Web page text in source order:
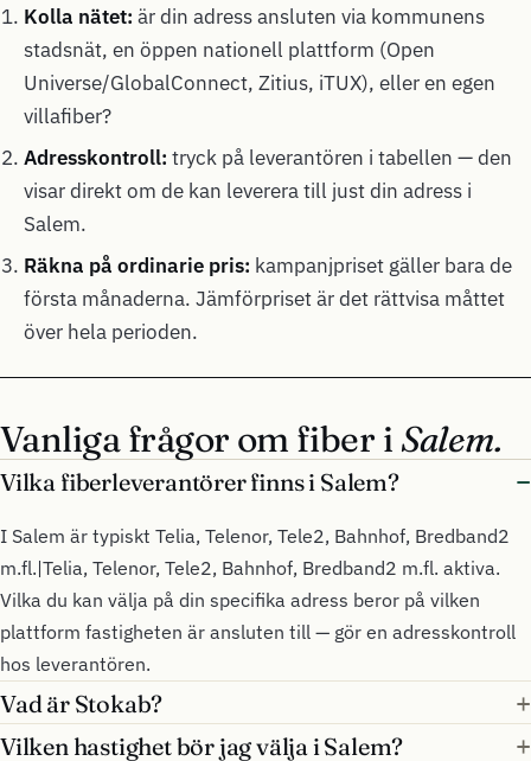
Kolla nätet: är din adress ansluten via kommunens
stadsnät, en öppen nationell plattform (Open
Universe/GlobalConnect, Zitius, iTUX), eller en egen
villafiber?
Adresskontroll: tryck på leverantören i tabellen — den
visar direkt om de kan leverera till just din adress i
Salem.
Räkna på ordinarie pris: kampanjpriset gäller bara de
första månaderna. Jämförpriset är det rättvisa måttet
över hela perioden.
Vanliga frågor om fiber i Salem.
Vilka fiberleverantörer finns i Salem?
I Salem är typiskt Telia, Telenor, Tele2, Bahnhof, Bredband2
m.fl.|Telia, Telenor, Tele2, Bahnhof, Bredband2 m.fl. aktiva.
Vilka du kan välja på din specifika adress beror på vilken
plattform fastigheten är ansluten till — gör en adresskontroll
hos leverantören.
Vad är Stokab?
Vilken hastighet bör jag välja i Salem?